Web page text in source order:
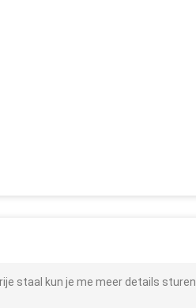
staal kun je me meer details sturen